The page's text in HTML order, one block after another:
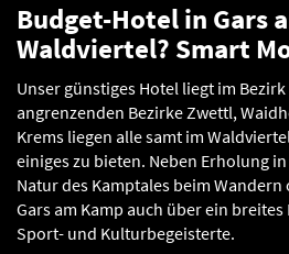
Budget-Hotel in Gars
Waldviertel? Smart
Unser günstiges Hotel liegt im
angrenzenden Bezirke Zwettl,
Krems liegen alle samt im
einiges zu bieten. Neben Erholung
Natur des Kamptales beim
Gars am Kamp auch über ein
Sport- und Kulturbegeisterte.